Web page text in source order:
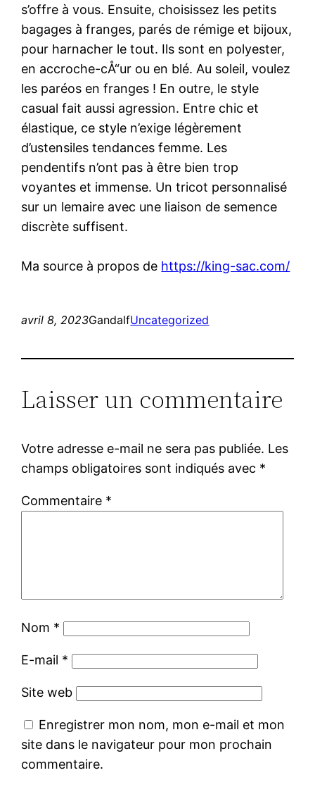
s’offre à vous. Ensuite, choisissez les petits
bagages à franges, parés de rémige et bijoux,
pour harnacher le tout. Ils sont en polyester,
en accroche-cÅ“ur ou en blé. Au soleil, voulez
les paréos en franges ! En outre, le style
casual fait aussi agression. Entre chic et
élastique, ce style n’exige légèrement
d’ustensiles tendances femme. Les
pendentifs n’ont pas à être bien trop
voyantes et immense. Un tricot personnalisé
sur un lemaire avec une liaison de semence
discrète suffisent.
Ma source à propos de https://king-sac.com/
avril 8, 2023GandalfUncategorized
Laisser un commentaire
Votre adresse e-mail ne sera pas publiée. Les
champs obligatoires sont indiqués avec *
Commentaire *
Nom *
E-mail *
Site web
Enregistrer mon nom, mon e-mail et mon
site dans le navigateur pour mon prochain
commentaire.